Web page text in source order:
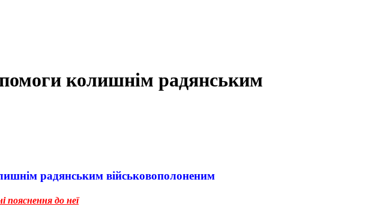
колишнім радянським
радянським військовополоненим
пояснення до неї